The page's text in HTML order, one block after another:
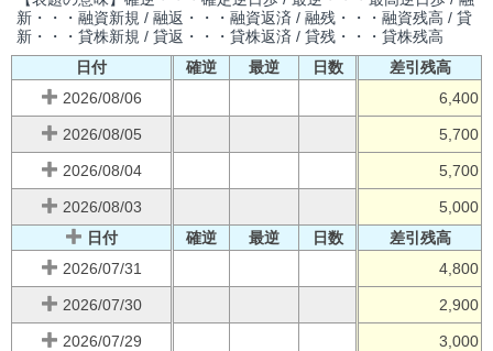
新・・・融資新規 / 融返・・・融資返済 / 融残・・・融資残高 / 貸
新・・・貸株新規 / 貸返・・・貸株返済 / 貸残・・・貸株残高
日付
確逆 最逆 日数
差引残高
2026/08/06
6,400
2026/08/05 5,700
2026/08/04 5,700
2026/08/03
5,000
日付
確逆 最逆 日数
差引残高
2026/07/31
4,800
2026/07/30 2,900
2026/07/29 3,000